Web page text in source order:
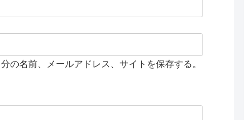
の名前、メールアドレス、サイトを保存する。